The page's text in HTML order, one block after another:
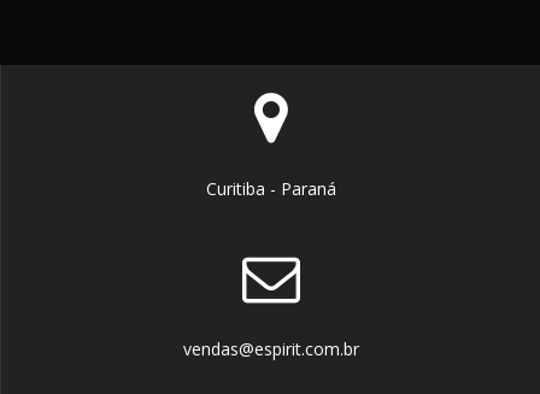
Curitiba - Paraná
vendas@espirit.com.br